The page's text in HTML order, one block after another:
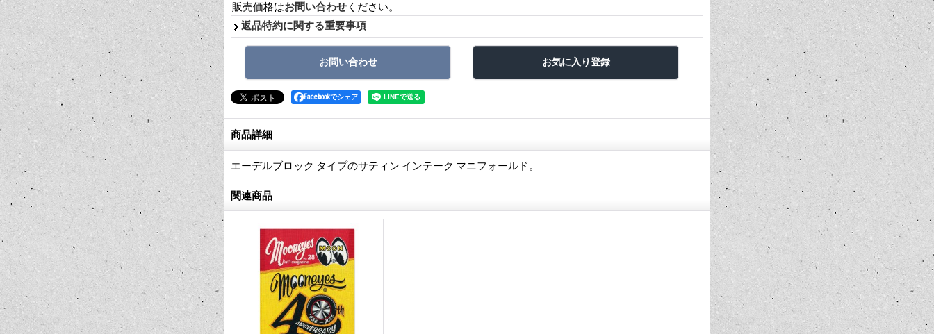
販売価格はお問い合わせ ください。
返品特約に関する重要事項
Facebookでシェア
商品詳細
エーデルブロック タイプのサティン インテーク マニフォールド。
関連商品